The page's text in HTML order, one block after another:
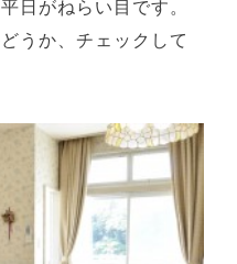
日がねらい目です。
うか、チェックして